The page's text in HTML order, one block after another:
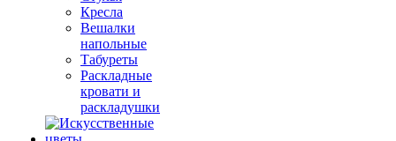
Кресла
Вешалки
напольные
Табуреты
Раскладные
кровати и
раскладушки